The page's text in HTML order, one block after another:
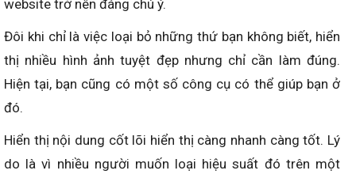
website trở nên đáng chú ý.
Đôi khi chỉ là việc loại bỏ những thứ bạn không biết, hiển
thị nhiều hình ảnh tuyệt đẹp nhưng chỉ cần làm đúng.
Hiện tại, bạn cũng có một số công cụ có thể giúp bạn ở
đó.
Hiển thị nội dung cốt lõi hiển thị càng nhanh càng tốt. Lý
do là vì nhiều người muốn loại hiệu suất đó trên một